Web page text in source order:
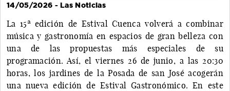
14/05/2026 - Las Noticias
La 15ª edición de Estival Cuenca volverá a combinar
música y gastronomía en espacios de gran belleza con
una de las propuestas más especiales de su
programación. Así, el viernes 26 de junio, a las 20:30
horas, los jardines de la Posada de san José acogerán
una nueva edición de Estival Gastronómico. En este